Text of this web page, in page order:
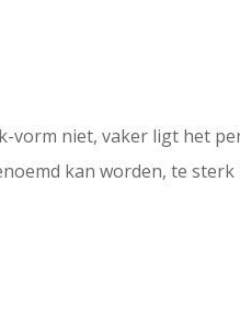
vorm niet, vaker ligt het
kan worden, te